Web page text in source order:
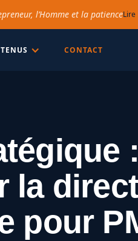
l’Homme et la patience
CONTACT
la
pour